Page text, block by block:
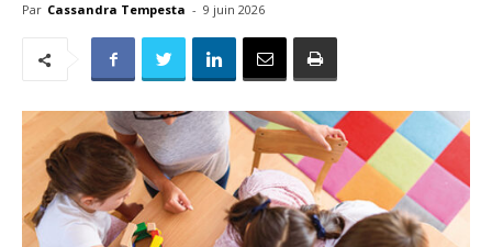
Par Cassandra Tempesta - 9 juin 2026